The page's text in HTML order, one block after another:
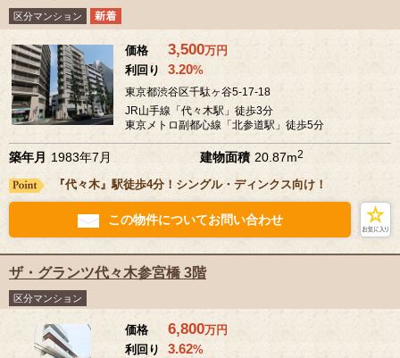
区分マンション
価格 3,500万円
利回り
3.20%
東京都渋谷区千駄ヶ谷5-17-18
JR山手線「代々木駅」徒歩3分
東京メトロ副都心線「北参道駅」徒歩5分
築年月 1983年7月 建物面積 20.87m2
『代々木』駅徒歩4分！シングル・ディンクス向け！
この物件についてお問い合わせ
ザ・グランツ代々木参宮橋 3階
区分マンション
価格 6,800万円
利回り
3.62%